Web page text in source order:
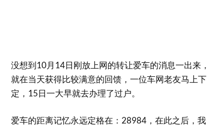
没想到10月14日刚放上网的转让爱车的消息一出来，
就在当天获得比较满意的回馈，一位车网老友马上下
定，15日一大早就去办理了过户。
爱车的距离记忆永远定格在：28984，在此之后，我